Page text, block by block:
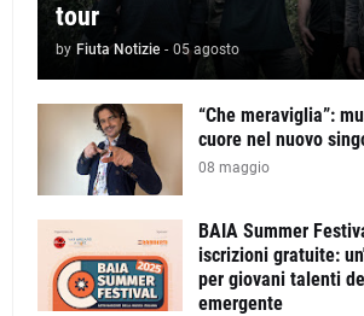
tour
by Fiuta Notizie - 05 agosto
“Che meraviglia”:
cuore nel nuovo
08 maggio
BAIA Summer
iscrizioni gratuite:
per giovani talenti
emergente